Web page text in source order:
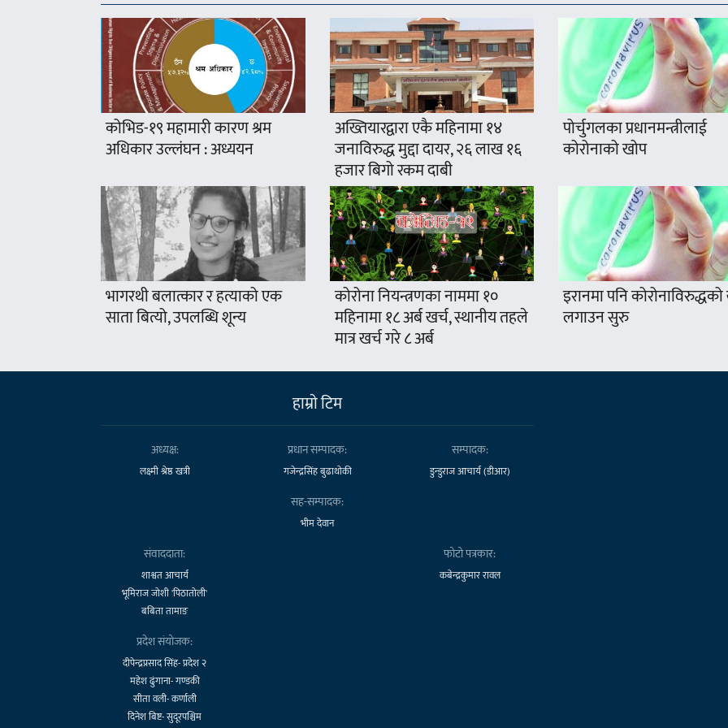
कोभिड-१९ महामारी कारण श्रम
अधिकार उल्लंघन : अध्ययन
अख्तियारद्वारा एकै महिनामा १४
जनाविरुद्ध मुद्दा दायर, २६ लाख १६
हजार बिगो रकम दाबी
पोर्चुगलका प्रधानमन्त्रीलाई
कोरोनाको खोप
भागरथी बलात्कार र हत्याको एक
साता बित्यो, उपलब्धि शून्य
कोरोना नियन्त्रणका नाममा १०
महिनामा १८ अर्ब खर्च, स्थानीय तहले
मात्र खर्च गरे ८ अर्ब
इरानमा पनि
लगाउन सुरु
हाम्राे टिम
अध्यक्ष:
लक्ष्मी श्रेष्ठ खत्री
प्रधान सम्पादक:
गजेन्द्रसिंह बुढाथोकी
सम्पादक:
डुन्डुराज आचार्य (डीआर)
सह-सम्पादक:
भीम देवान
संवाददाता:
शाश्वत आचार्य
भूमिराज जोशी 'पिठातोली'
बबिता तामाङ
फोटो पत्रकार:
कबेन्द्रकुमार रावल
प्रदेश संयोजक:
दीपेन्द्रप्रसाद सिंह- प्रदेश २
महेश ढुंगाना- गण्डकी
सीता वली- कर्णाली
दिनेश बिष्ट- सुदूरपश्चिम